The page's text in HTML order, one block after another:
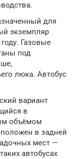
для
экземпляр
Газовые
под
люка. Автобус
вариант
в
объёмом
в задней
мест —
автобусах